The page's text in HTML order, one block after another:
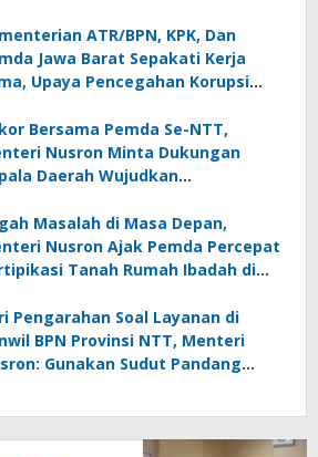
ATR/BPN, KPK, Dan
Jawa Barat Sepakati Kerja
Upaya Pencegahan Korupsi
Bersama Pemda Se-NTT,
Nusron Minta Dukungan
Daerah Wujudkan
Masalah di Masa Depan,
Nusron Ajak Pemda Percepat
Tanah Rumah Ibadah di
Pengarahan Soal Layanan di
BPN Provinsi NTT, Menteri
Gunakan Sudut Pandang